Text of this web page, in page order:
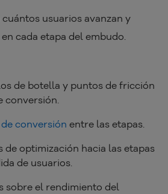
usuarios avanzan y
cada etapa del embudo.
de botella y puntos de fricción
conversión.
conversión entre las etapas.
de optimización hacia las etapas
de usuarios.
sobre el rendimiento del